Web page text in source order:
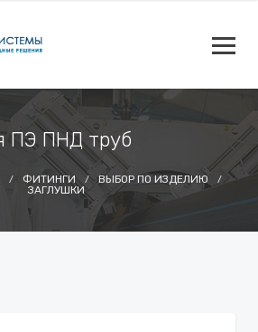
ПЭ ПНД труб
ФИТИНГИ
ВЫБОР ПО ИЗДЕЛИЮ
ЗАГЛУШКИ